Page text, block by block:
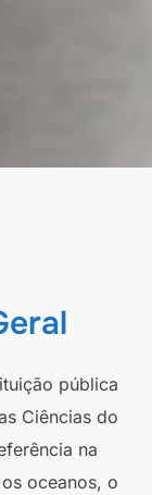
pública
Ciências do
na
oceanos, o